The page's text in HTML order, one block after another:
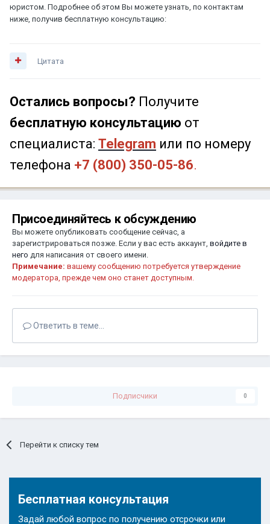
юристом. Подробнее об этом Вы можете узнать, по контактам
ниже, получив бесплатную консультацию:
Цитата
Остались вопросы? Получите
бесплатную консультацию от
специалиста: Telegram или по номеру
телефона +7 (800) 350-05-86.
Присоединяйтесь к обсуждению
Вы можете опубликовать сообщение сейчас, а
зарегистрироваться позже. Если у вас есть аккаунт, войдите в
него для написания от своего имени.
Примечание: вашему сообщению потребуется утверждение
модератора, прежде чем оно станет доступным.
Ответить в теме...
Подписчики 0
Перейти к списку тем
Бесплатная консультация
Задай любой вопрос по получению отсрочки или